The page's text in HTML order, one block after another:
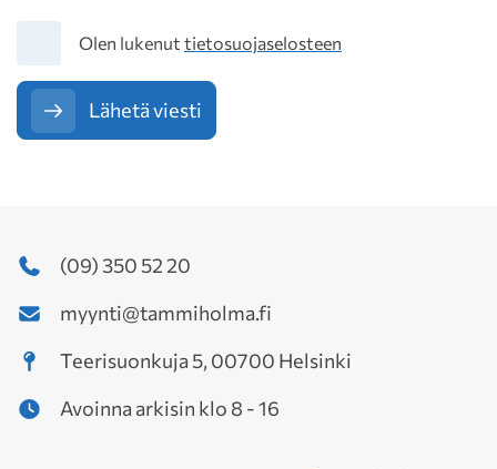
TietosuojaOlen lukenut tietosuojaselosteen
Lähetä viesti
(09) 350 52 20
myynti@tammiholma.fi
Teerisuonkuja 5, 00700 Helsinki
Avoinna arkisin klo 8 - 16